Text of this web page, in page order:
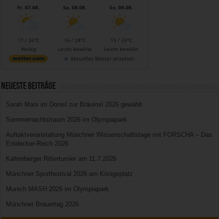
Fr, 07.08.
17 / 26°C
Wolkig
Sa, 08.08.
16 / 28°C
Leicht bewölkt
So, 09.08.
15 / 33°C
Leicht bewölkt
Aktuelles Wetter ansehen
Neueste Beiträge
Sarah Marx im Donisl zur Bräurosl 2026 gewählt
Sommernachtstraum 2026 im Olympiapark
Auftaktveranstaltung Münchner Wissenschaftstage mit FORSCHA – Das
Entdecker-Reich 2026
Kaltenberger Ritterturnier am 11.7.2026
Münchner Sportfestival 2026 am Königsplatz
Munich MASH 2026 im Olympiapark
Münchner Brauertag 2026